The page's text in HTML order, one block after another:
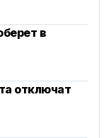
в
отключат